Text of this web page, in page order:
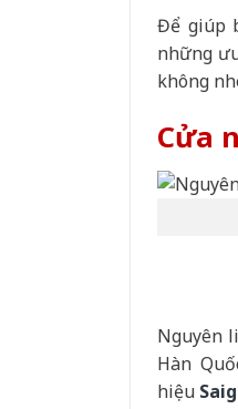
Để giúp
những
không
Cửa
Nguyên
Hàn
hiệu